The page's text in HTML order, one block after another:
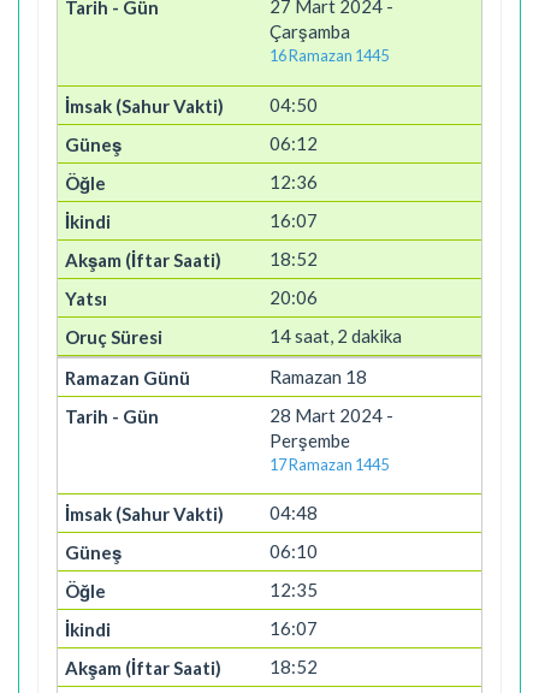
27 Mart 2024 -
Çarşamba
16 Ramazan 1445
04:50
06:12
12:36
16:07
18:52
20:06
14 saat, 2 dakika
Ramazan 18
28 Mart 2024 -
Perşembe
17 Ramazan 1445
04:48
06:10
12:35
16:07
18:52